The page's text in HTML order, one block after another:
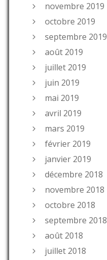
novembre 2019
octobre 2019
septembre 2019
août 2019
juillet 2019
juin 2019
mai 2019
avril 2019
mars 2019
février 2019
janvier 2019
décembre 2018
novembre 2018
octobre 2018
septembre 2018
août 2018
juillet 2018